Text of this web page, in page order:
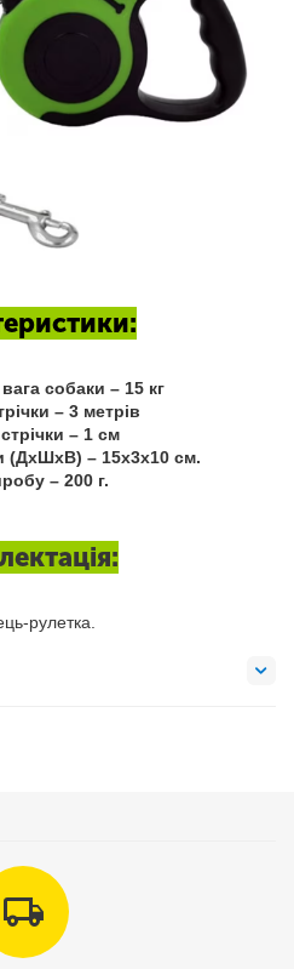
собаки – 15 кг
– 3 метрів
– 1 см
(ДxШxВ) – 15x3x10 см.
– 200 г.
рулетка.